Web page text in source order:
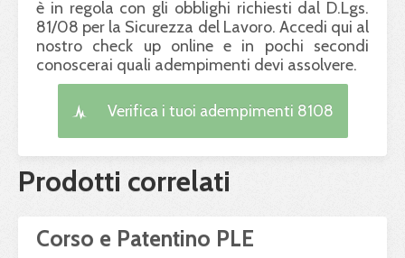
è in regola con gli obblighi richiesti dal D.Lgs.
81/08 per la Sicurezza del Lavoro. Accedi qui al
nostro check up online e in pochi secondi
conoscerai quali adempimenti devi assolvere.
Verifica i tuoi adempimenti 8108
Prodotti correlati
Corso e Patentino PLE